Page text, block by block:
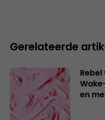
Gerelateerde
en